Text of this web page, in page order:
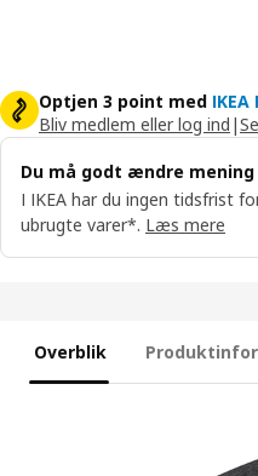
Optjen 3 point med IKEA
Bliv medlem eller log ind |
Du må godt ændre mening
I IKEA har du ingen tidsfrist
ubrugte varer*. Læs mere
Overblik